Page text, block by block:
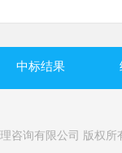
中标结果
咨询有限公司 版权所